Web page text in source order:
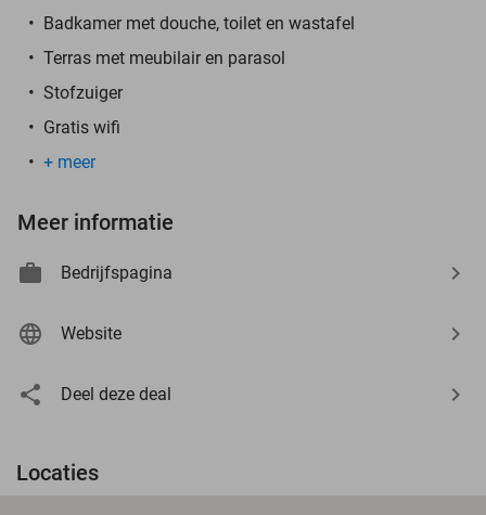
Badkamer met douche, toilet en wastafel
Terras met meubilair en parasol
Stofzuiger
Gratis wifi
+ meer
Meer informatie
Bedrijfspagina
Website
Deel deze deal
Locaties